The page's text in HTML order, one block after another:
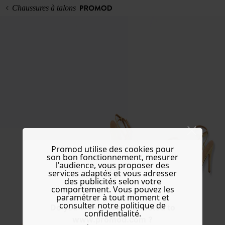
Do you want to be redirected to
www.promod.com ?
Chaussures à talons
Promod utilise des cookies pour
son bon fonctionnement, mesurer
l'audience, vous proposer des
services adaptés et vous adresser
des publicités selon votre
comportement. Vous pouvez les
paramétrer à tout moment et
consulter notre politique de
confidentialité.